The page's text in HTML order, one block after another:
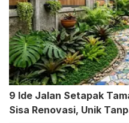
9 Ide Jalan Setapak
Sisa Renovasi, Unik